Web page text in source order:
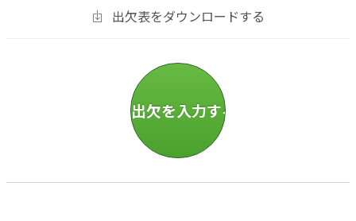
出欠表をダウンロードする